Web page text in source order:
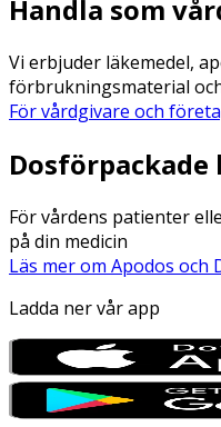
Handla som
Vi erbjuder läkemedel,
förbrukningsmaterial
För vårdgivare och
Dosförpackade
För vårdens patienter
på din medicin
Läs mer om Apodos och
Ladda ner vår app